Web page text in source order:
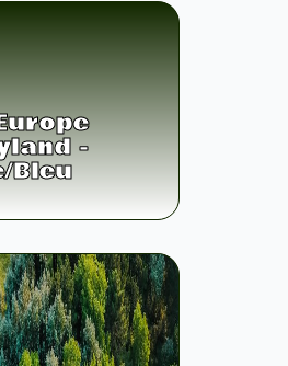
-
Bleu